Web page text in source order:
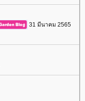
31 มีนาคม 2565